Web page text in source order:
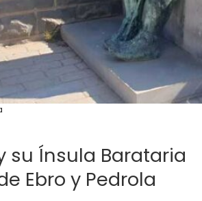
su Ínsula Barataria
Ebro y Pedrola